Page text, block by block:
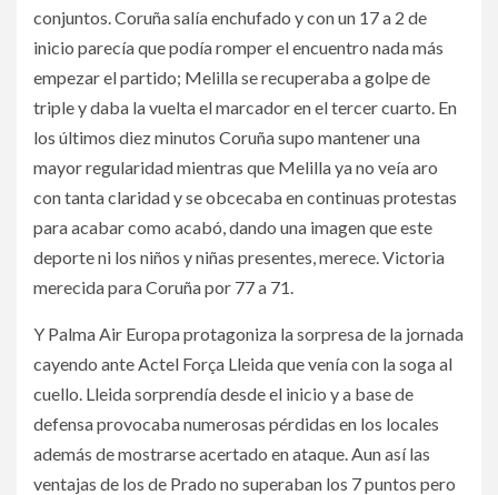
conjuntos. Coruña salía enchufado y con un 17 a 2 de
inicio parecía que podía romper el encuentro nada más
empezar el partido; Melilla se recuperaba a golpe de
triple y daba la vuelta el marcador en el tercer cuarto. En
los últimos diez minutos Coruña supo mantener una
mayor regularidad mientras que Melilla ya no veía aro
con tanta claridad y se obcecaba en continuas protestas
para acabar como acabó, dando una imagen que este
deporte ni los niños y niñas presentes, merece. Victoria
merecida para Coruña por 77 a 71.
Y Palma Air Europa protagoniza la sorpresa de la jornada
cayendo ante Actel Força Lleida que venía con la soga al
cuello. Lleida sorprendía desde el inicio y a base de
defensa provocaba numerosas pérdidas en los locales
además de mostrarse acertado en ataque. Aun así las
ventajas de los de Prado no superaban los 7 puntos pero